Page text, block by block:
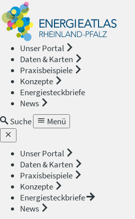
Unser Portal
Daten & Karten
Praxisbeispiele
Konzepte
Energiesteckbriefe
News
Suche
Menü
Unser Portal
Daten & Karten
Praxisbeispiele
Konzepte
Energiesteckbriefe
News